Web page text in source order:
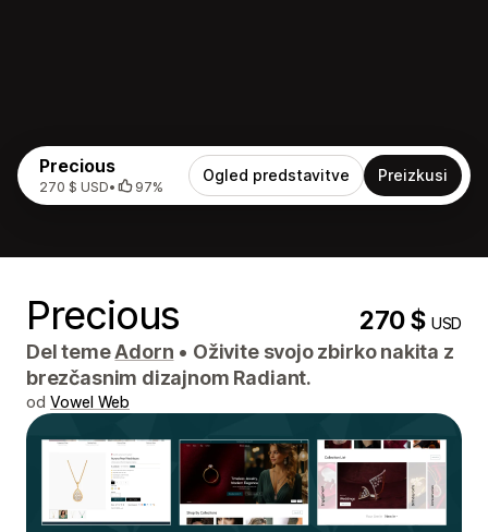
Precious
270 $ USD• 97%
Ogled predstavitve Preizkusi
Precious 270 $USD
Del temeAdorn • Oživite svojo zbirko nakita z
brezčasnim dizajnom Radiant.
od Vowel Web